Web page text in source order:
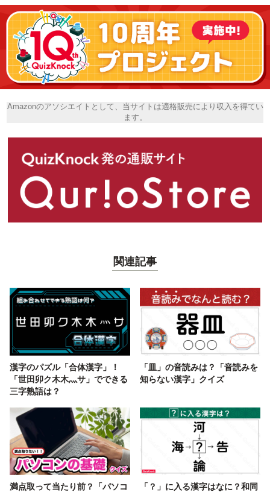
Amazonのアソシエイトとして、当サイトは適格販売により収入を得てい
ます。
関連記事
漢字のパズル「合体漢字」！
「世田卯ク木木灬サ」でできる
三字熟語は？
「皿」の音読みは？「音読みを
知らない漢字」クイズ
満点取って当たり前？「パソコ
「？」に入る漢字はなに？和同